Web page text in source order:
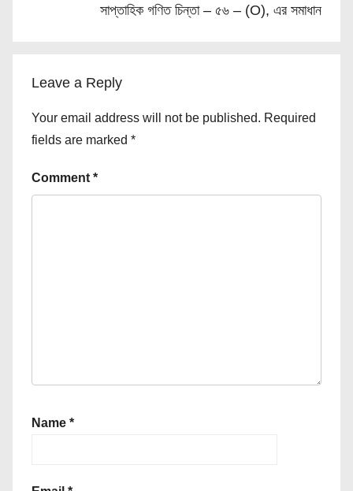
সাপ্তাহিক গণিত চিন্তা – ৫৬ – (O), এর সমাধান
Leave a Reply
Your email address will not be published. Required
fields are marked *
Comment *
Name *